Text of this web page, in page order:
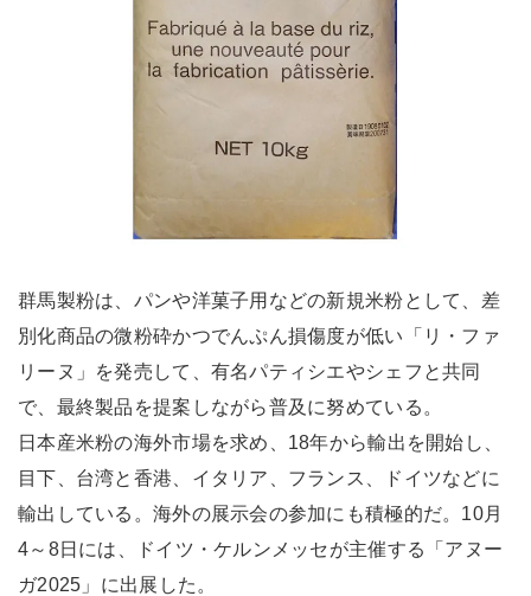
群馬製粉は、パンや洋菓子用などの新規米粉として、差
別化商品の微粉砕かつでんぷん損傷度が低い「リ・ファ
リーヌ」を発売して、有名パティシエやシェフと共同
で、最終製品を提案しながら普及に努めている。
日本産米粉の海外市場を求め、18年から輸出を開始し、
目下、台湾と香港、イタリア、フランス、ドイツなどに
輸出している。海外の展示会の参加にも積極的だ。10月
4～8日には、ドイツ・ケルンメッセが主催する「アヌー
ガ2025」に出展した。